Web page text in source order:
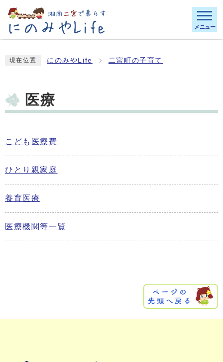
メニュー
現在位置 にのみやLife 二宮町の子育て
医療
こども医療費
ひとり親家庭
養育医療
医療機関等一覧